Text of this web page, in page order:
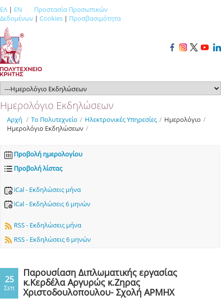
ΕΛ | EN
Προστασία Προσωπικών
Δεδομένων | Cookies | Προσβασιμότητα
Ημερολόγιο Εκδηλώσεων
Αρχή / Το Πολυτεχνείο / Ηλεκτρονικές Υπηρεσίες / Ημερολόγιο /
Ημερολόγιο Εκδηλώσεων /
Προβολή ημερολογίου
Προβολή λίστας
iCal - Εκδηλώσεις μήνα
iCal - Εκδηλώσεις 6 μηνών
RSS - Εκδηλώσεις μήνα
RSS - Εκδηλώσεις 6 μηνών
25
Σεπ
Παρουσίαση Διπλωματικής εργασίας
κ.Κερδέλα Αργυρώς κ.Ζηρας
Χριστοδουλοπουλου- Σχολή ΑΡΜΗΧ